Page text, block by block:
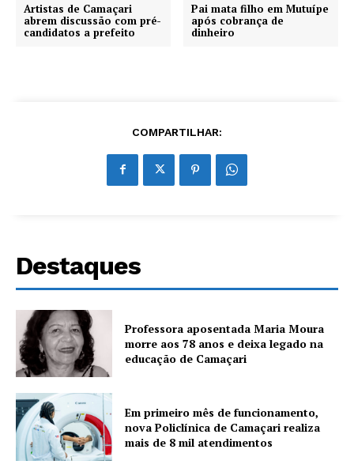
Artistas de Camaçari
abrem discussão com pré-
candidatos a prefeito
Pai mata filho em Mutuípe
após cobrança de
dinheiro
COMPARTILHAR:
Destaques
Professora aposentada Maria Moura
morre aos 78 anos e deixa legado na
educação de Camaçari
Em primeiro mês de funcionamento,
nova Policlínica de Camaçari realiza
mais de 8 mil atendimentos